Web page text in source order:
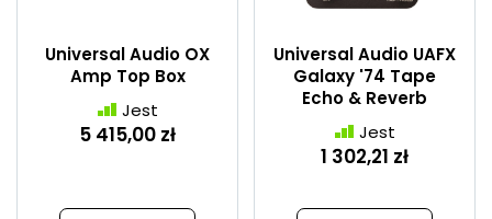
Universal Audio OX
Amp Top Box
Jest
5 415,00 zł
Universal Audio UAFX
Galaxy '74 Tape
Echo & Reverb
Jest
1 302,21 zł